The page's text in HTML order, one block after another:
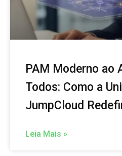
PAM Moderno ao
Todos: Como a
JumpCloud
Leia Mais »